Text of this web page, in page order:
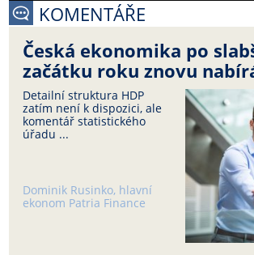
KOMENTÁŘE
Česká ekonomika po
začátku roku znovu
Detailní struktura HDP
zatím není k dispozici, ale
komentář statistického
úřadu ...
Dominik Rusinko, hlavní
ekonom Patria Finance